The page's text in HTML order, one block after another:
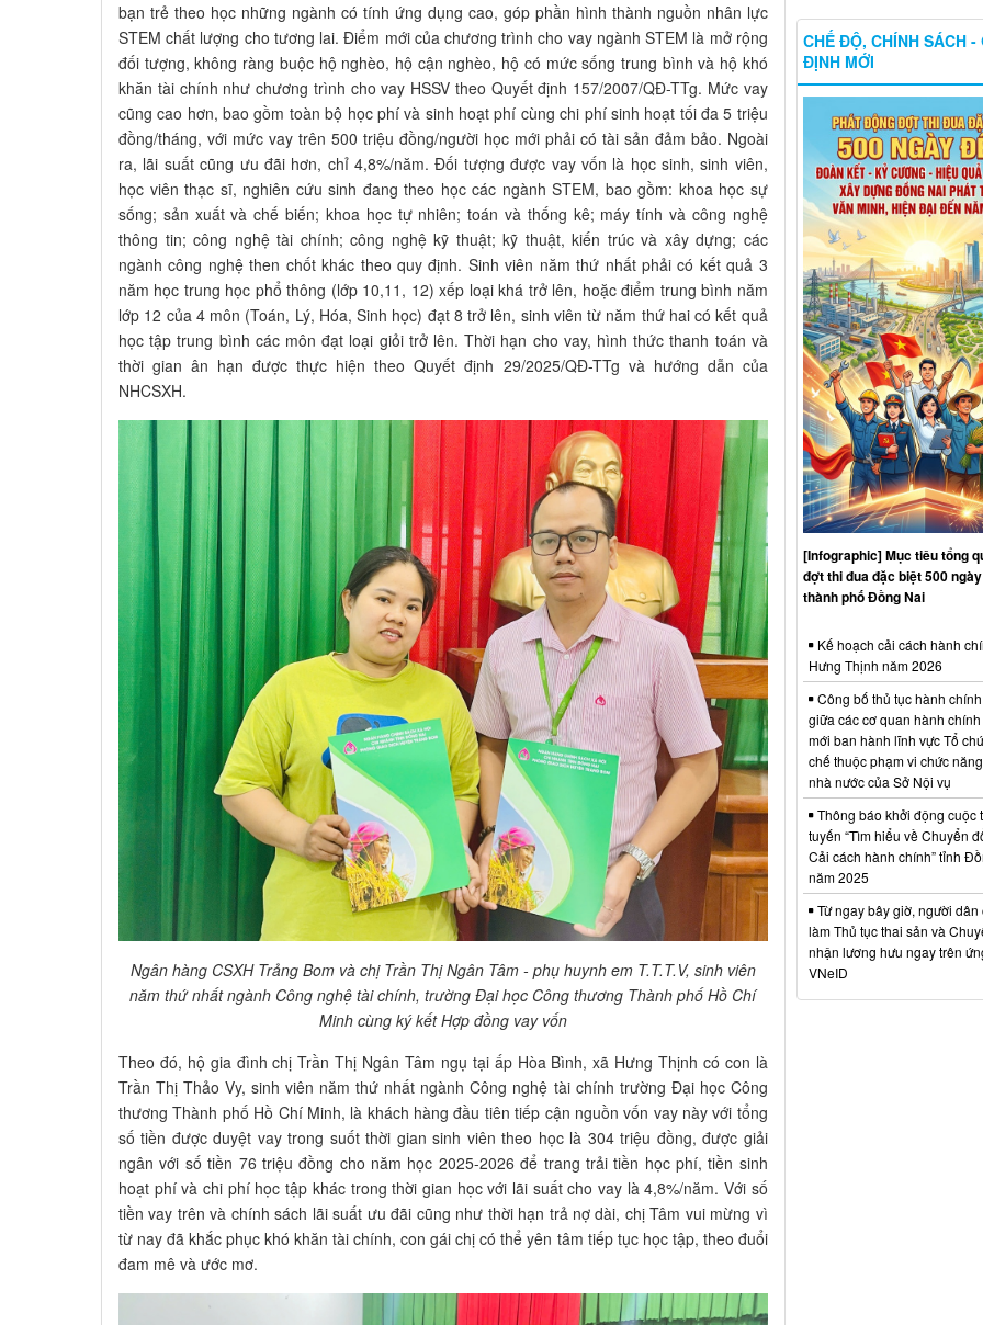
bạn trẻ theo học những ngành có tính ứng dụng cao, góp phần hình thành nguồn nhân lực
STEM chất lượng cho tương lai. Điểm mới của chương trình cho vay ngành STEM là mở rộng
đối tượng, không ràng buộc hộ nghèo, hộ cận nghèo, hộ có mức sống trung bình và hộ khó
khăn tài chính như chương trình cho vay HSSV theo Quyết định 157/2007/QĐ-TTg. Mức vay
cũng cao hơn, bao gồm toàn bộ học phí và sinh hoạt phí cùng chi phí sinh hoạt tối đa 5 triệu
đồng/tháng, với mức vay trên 500 triệu đồng/người học mới phải có tài sản đảm bảo. Ngoài
ra, lãi suất cũng ưu đãi hơn, chỉ 4,8%/năm. Đối tượng được vay vốn là học sinh, sinh viên,
học viên thạc sĩ, nghiên cứu sinh đang theo học các ngành STEM, bao gồm: khoa học sự
sống; sản xuất và chế biến; khoa học tự nhiên; toán và thống kê; máy tính và công nghệ
thông tin; công nghệ tài chính; công nghệ kỹ thuật; kỹ thuật, kiến trúc và xây dựng; các
ngành công nghệ then chốt khác theo quy định. Sinh viên năm thứ nhất phải có kết quả 3
năm học trung học phổ thông (lớp 10,11, 12) xếp loại khá trở lên, hoặc điểm trung bình năm
lớp 12 của 4 môn (Toán, Lý, Hóa, Sinh học) đạt 8 trở lên, sinh viên từ năm thứ hai có kết quả
học tập trung bình các môn đạt loại giỏi trở lên. Thời hạn cho vay, hình thức thanh toán và
thời gian ân hạn được thực hiện theo Quyết định 29/2025/QĐ-TTg và hướng dẫn của
NHCSXH.
Ngân hàng CSXH Trảng Bom và chị Trần Thị Ngân Tâm - phụ huynh em T.T.T.V, sinh viên
năm thứ nhất ngành Công nghệ tài chính, trường Đại học Công thương Thành phố Hồ Chí
Minh cùng ký kết Hợp đồng vay vốn
Theo đó, hộ gia đình chị Trần Thị Ngân Tâm ngụ tại ấp Hòa Bình, xã Hưng Thịnh có con là
Trần Thị Thảo Vy, sinh viên năm thứ nhất ngành Công nghệ tài chính trường Đại học Công
thương Thành phố Hồ Chí Minh, là khách hàng đầu tiên tiếp cận nguồn vốn vay này với tổng
số tiền được duyệt vay trong suốt thời gian sinh viên theo học là 304 triệu đồng, được giải
ngân với số tiền 76 triệu đồng cho năm học 2025-2026 để trang trải tiền học phí, tiền sinh
hoạt phí và chi phí học tập khác trong thời gian học với lãi suất cho vay là 4,8%/năm. Với số
tiền vay trên và chính sách lãi suất ưu đãi cũng như thời hạn trả nợ dài, chị Tâm vui mừng vì
từ nay đã khắc phục khó khăn tài chính, con gái chị có thể yên tâm tiếp tục học tập, theo đuổi
đam mê và ước mơ.
CHẾ ĐỘ, CHÍNH SÁCH -
ĐỊNH MỚI
[Infographic] Mục tiêu tổng
đợt thi đua đặc biệt 500
thành phố Đồng Nai
Kế hoạch cải cách hành
Hưng Thịnh năm 2026
Công bố thủ tục hành
giữa các cơ quan hành
mới ban hành lĩnh vực Tổ
chế thuộc phạm vi chức
nhà nước của Sở Nội vụ
Thông báo khởi động cuộc
tuyến “Tìm hiểu về Chuyển
Cải cách hành chính” tỉnh
năm 2025
Từ ngay bây giờ, người dân
làm Thủ tục thai sản và
nhận lương hưu ngay trên
VNeID